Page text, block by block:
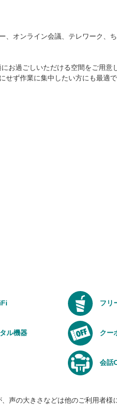
オンライン会議、テレワーク、ち
お過ごしいただける空間をご用意
ず作業に集中したい方にも最適で
フリ
ル機器 クー
会話
声の大きさなどは他のご利用者様